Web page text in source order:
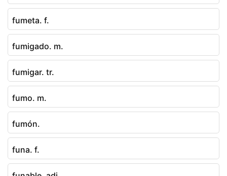
fumeta. f.
fumigado. m.
fumigar. tr.
fumo. m.
fumón.
funa. f.